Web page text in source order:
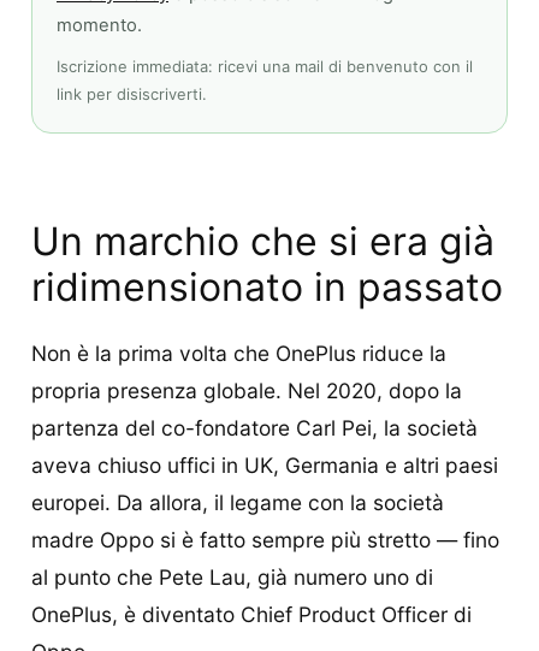
momento.
Iscrizione immediata: ricevi una mail di benvenuto con il
link per disiscriverti.
Un marchio che si era già
ridimensionato in passato
Non è la prima volta che OnePlus riduce la
propria presenza globale. Nel 2020, dopo la
partenza del co-fondatore Carl Pei, la società
aveva chiuso uffici in UK, Germania e altri paesi
europei. Da allora, il legame con la società
madre Oppo si è fatto sempre più stretto — fino
al punto che Pete Lau, già numero uno di
OnePlus, è diventato Chief Product Officer di